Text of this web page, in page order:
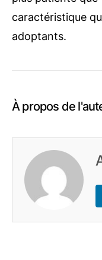
caractéristique
adoptants.
À propos de